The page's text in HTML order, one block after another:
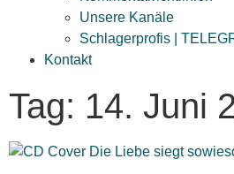
Unsere Kanäle
Schlagerprofis |
Kontakt
Tag: 14. Juni